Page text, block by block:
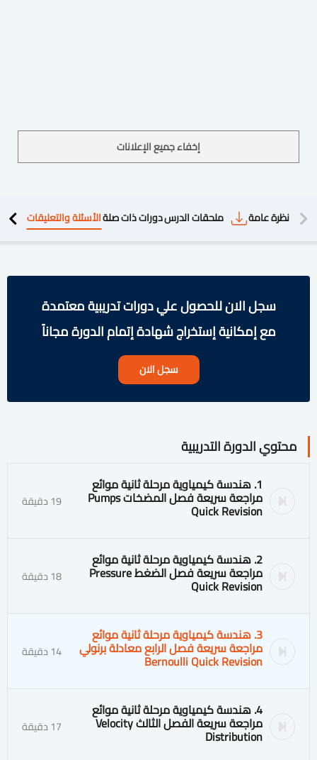
إخفاء جميع الإعلانات
نظرة عامة ملحقات الدرسدورات ذات صلةالأسئلة والتعليقات
سجل الان للحصول علي دورات تدريبية معتمدة
مع إمكانية إستخراج شهادة إتمام الدورة مجاناً
سجل الان
محتوي الدورة التدريبية
1. هندسة كيمياوية مرحلة ثانية موائع
مراجعة سريعة فصل المضخات Pumps
Quick Revision 19 دقيقة
2. هندسة كيمياوية مرحلة ثانية موائع
مراجعة سريعة فصل الضغط Pressure
Quick Revision 18 دقيقة
3. هندسة كيمياوية مرحلة ثانية موائع
مراجعة سريعة فصل الرابع معادلة برنولي
Bernoulli Quick Revision 14 دقيقة
4. هندسة كيمياوية مرحلة ثانية موائع
مراجعة سريعة الفصل الثالث Velocity
Distribution 17 دقيقة